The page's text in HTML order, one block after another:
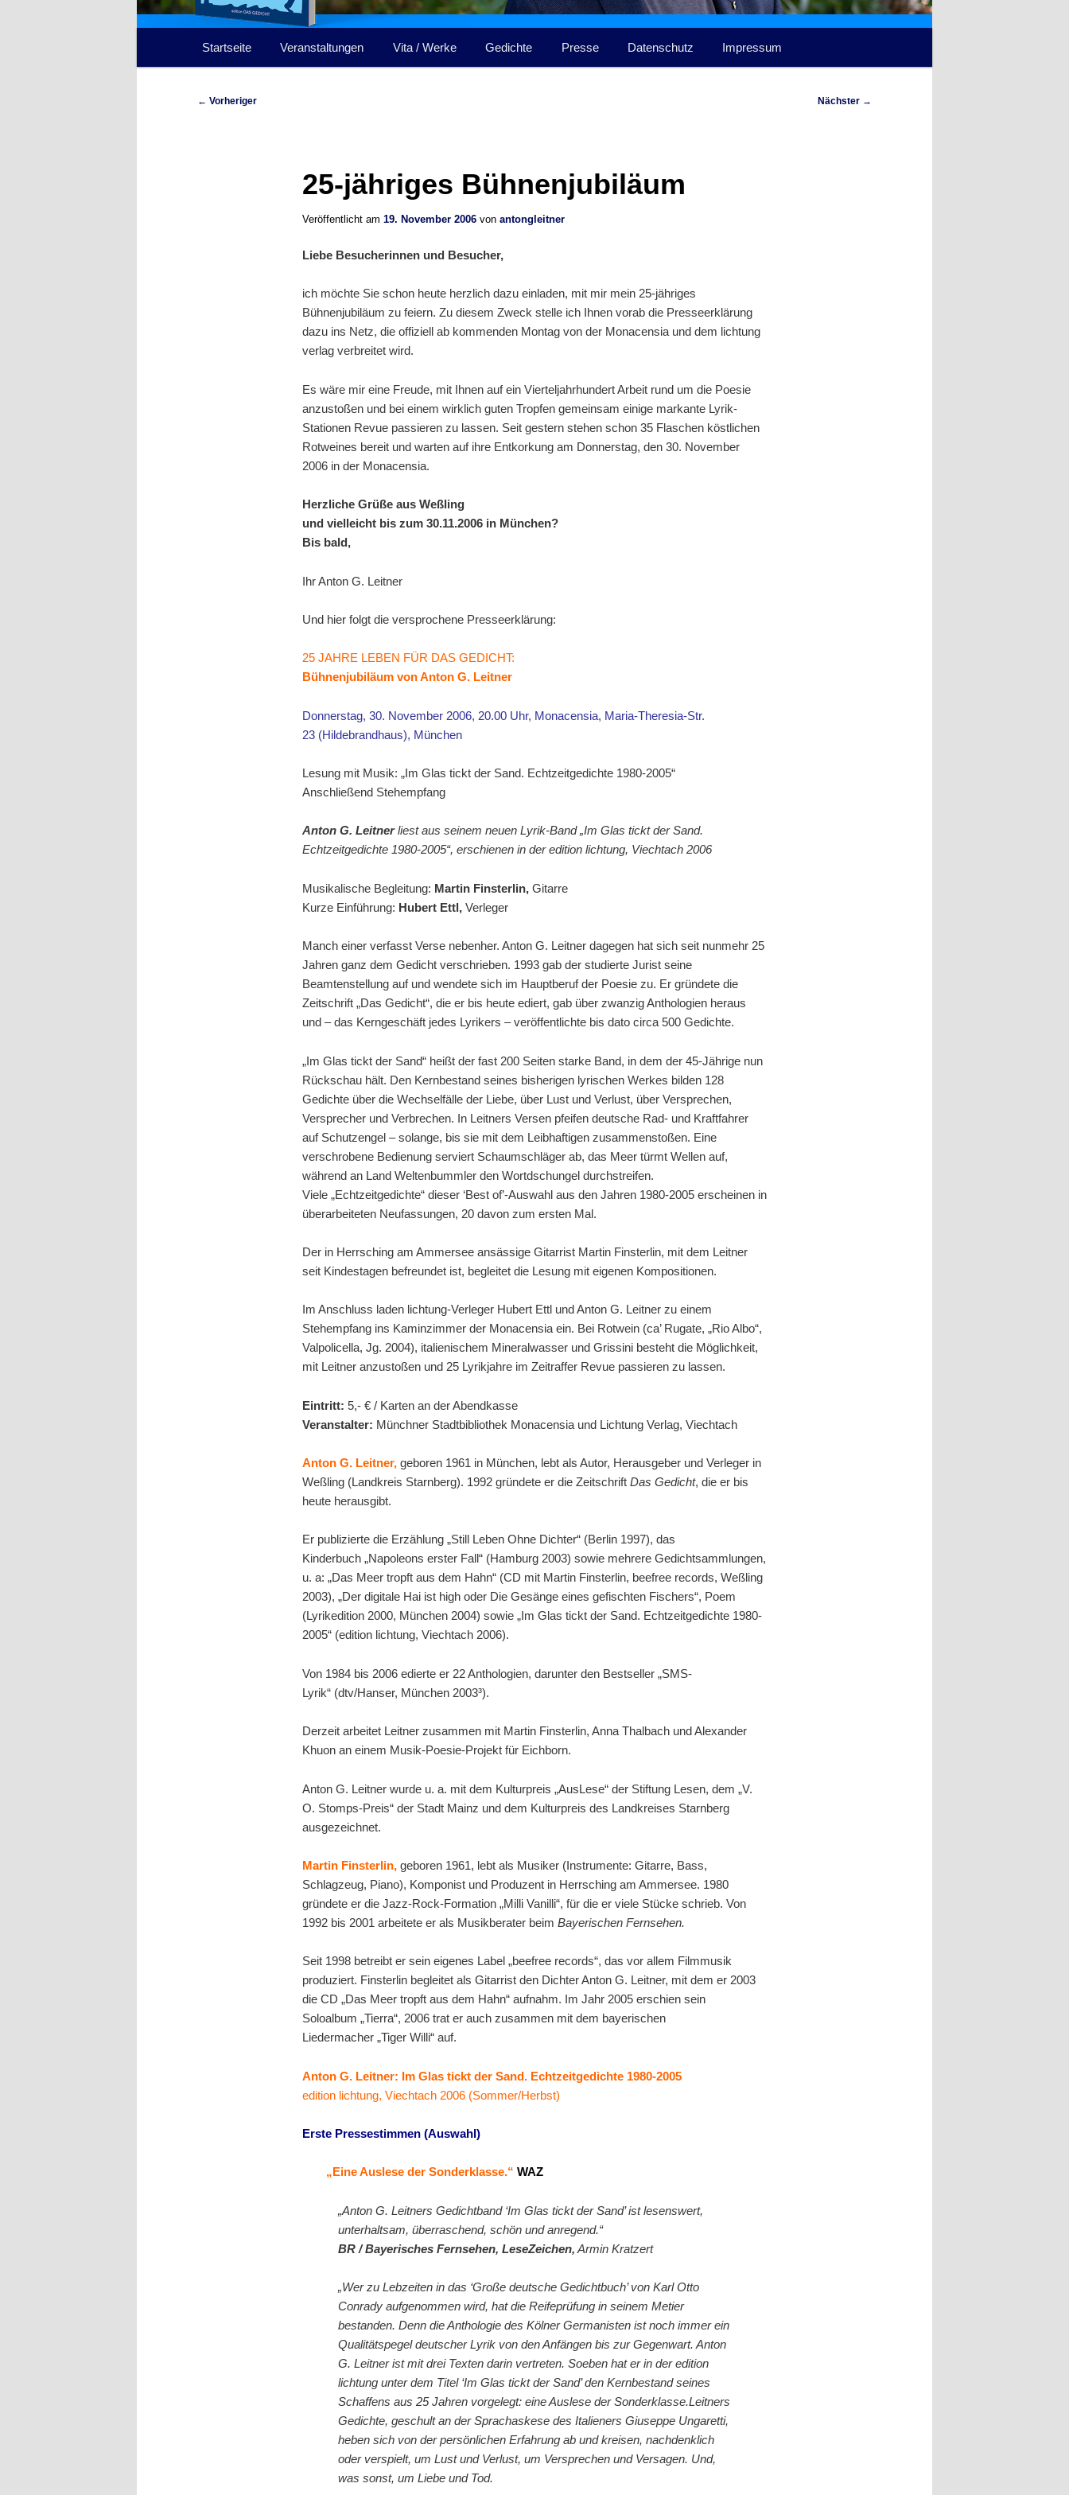
Startseite Veranstaltungen Vita / Werke Gedichte Presse Datenschutz Impressum
Beitragsnavigation
← Vorheriger Nächster →
25-jähriges Bühnenjubiläum
Veröffentlicht am 19. November 2006 von antongleitner
Liebe Besucherinnen und Besucher,
ich möchte Sie schon heute herzlich dazu einladen, mit mir mein 25-jähriges
Bühnenjubiläum zu feiern. Zu diesem Zweck stelle ich Ihnen vorab die Presseerklärung
dazu ins Netz, die offiziell ab kommenden Montag von der Monacensia und dem lichtung
verlag verbreitet wird.
Es wäre mir eine Freude, mit Ihnen auf ein Vierteljahrhundert Arbeit rund um die Poesie
anzustoßen und bei einem wirklich guten Tropfen gemeinsam einige markante Lyrik-
Stationen Revue passieren zu lassen. Seit gestern stehen schon 35 Flaschen köstlichen
Rotweines bereit und warten auf ihre Entkorkung am Donnerstag, den 30. November
2006 in der Monacensia.
Herzliche Grüße aus Weßling
und vielleicht bis zum 30.11.2006 in München?
Bis bald,
Ihr Anton G. Leitner
Und hier folgt die versprochene Presseerklärung:
25 JAHRE LEBEN FÜR DAS GEDICHT:
Bühnenjubiläum von Anton G. Leitner
Donnerstag, 30. November 2006, 20.00 Uhr, Monacensia, Maria-Theresia-Str.
23 (Hildebrandhaus), München
Lesung mit Musik: „Im Glas tickt der Sand. Echtzeitgedichte 1980-2005“
Anschließend Stehempfang
Anton G. Leitnerliest aus seinem neuen Lyrik-Band „Im Glas tickt der Sand.
Echtzeitgedichte 1980-2005“, erschienen in der edition lichtung, Viechtach 2006
Musikalische Begleitung: Martin Finsterlin,Gitarre
Kurze Einführung: Hubert Ettl,Verleger
Manch einer verfasst Verse nebenher. Anton G. Leitner dagegen hat sich seit nunmehr 25
Jahren ganz dem Gedicht verschrieben. 1993 gab der studierte Jurist seine
Beamtenstellung auf und wendete sich im Hauptberuf der Poesie zu. Er gründete die
Zeitschrift „Das Gedicht“, die er bis heute ediert, gab über zwanzig Anthologien heraus
und – das Kerngeschäft jedes Lyrikers – veröffentlichte bis dato circa 500 Gedichte.
„Im Glas tickt der Sand“ heißt der fast 200 Seiten starke Band, in dem der 45-Jährige nun
Rückschau hält. Den Kernbestand seines bisherigen lyrischen Werkes bilden 128
Gedichte über die Wechselfälle der Liebe, über Lust und Verlust, über Versprechen,
Versprecher und Verbrechen. In Leitners Versen pfeifen deutsche Rad- und Kraftfahrer
auf Schutzengel – solange, bis sie mit dem Leibhaftigen zusammenstoßen. Eine
verschrobene Bedienung serviert Schaumschläger ab, das Meer türmt Wellen auf,
während an Land Weltenbummler den Wortdschungel durchstreifen.
Viele „Echtzeitgedichte“ dieser ‘Best of’-Auswahl aus den Jahren 1980-2005 erscheinen in
überarbeiteten Neufassungen, 20 davon zum ersten Mal.
Der in Herrsching am Ammersee ansässige Gitarrist Martin Finsterlin, mit dem Leitner
seit Kindestagen befreundet ist, begleitet die Lesung mit eigenen Kompositionen.
Im Anschluss laden lichtung-Verleger Hubert Ettl und Anton G. Leitner zu einem
Stehempfang ins Kaminzimmer der Monacensia ein. Bei Rotwein (ca’ Rugate, „Rio Albo“,
Valpolicella, Jg. 2004), italienischem Mineralwasser und Grissini besteht die Möglichkeit,
mit Leitner anzustoßen und 25 Lyrikjahre im Zeitraffer Revue passieren zu lassen.
Eintritt: 5,- € / Karten an der Abendkasse
Veranstalter: Münchner Stadtbibliothek Monacensia und Lichtung Verlag, Viechtach
Anton G. Leitner,geboren 1961 in München, lebt als Autor, Herausgeber und Verleger in
Weßling (Landkreis Starnberg). 1992 gründete er die Zeitschrift Das Gedicht, die er bis
heute herausgibt.
Er publizierte die Erzählung „Still Leben Ohne Dichter“ (Berlin 1997), das
Kinderbuch „Napoleons erster Fall“ (Hamburg 2003) sowie mehrere Gedichtsammlungen,
u. a: „Das Meer tropft aus dem Hahn“ (CD mit Martin Finsterlin, beefree records, Weßling
2003), „Der digitale Hai ist high oder Die Gesänge eines gefischten Fischers“, Poem
(Lyrikedition 2000, München 2004) sowie „Im Glas tickt der Sand. Echtzeitgedichte 1980-
2005“ (edition lichtung, Viechtach 2006).
Von 1984 bis 2006 edierte er 22 Anthologien, darunter den Bestseller „SMS-
Lyrik“ (dtv/Hanser, München 2003³).
Derzeit arbeitet Leitner zusammen mit Martin Finsterlin, Anna Thalbach und Alexander
Khuon an einem Musik-Poesie-Projekt für Eichborn.
Anton G. Leitner wurde u. a. mit dem Kulturpreis „AusLese“ der Stiftung Lesen, dem „V.
O. Stomps-Preis“ der Stadt Mainz und dem Kulturpreis des Landkreises Starnberg
ausgezeichnet.
Martin Finsterlin, geboren 1961, lebt als Musiker (Instrumente: Gitarre, Bass,
Schlagzeug, Piano), Komponist und Produzent in Herrsching am Ammersee. 1980
gründete er die Jazz-Rock-Formation „Milli Vanilli“, für die er viele Stücke schrieb. Von
1992 bis 2001 arbeitete er als Musikberater beim Bayerischen Fernsehen.
Seit 1998 betreibt er sein eigenes Label „beefree records“, das vor allem Filmmusik
produziert. Finsterlin begleitet als Gitarrist den Dichter Anton G. Leitner, mit dem er 2003
die CD „Das Meer tropft aus dem Hahn“ aufnahm. Im Jahr 2005 erschien sein
Soloalbum „Tierra“, 2006 trat er auch zusammen mit dem bayerischen
Liedermacher „Tiger Willi“ auf.
Anton G. Leitner: Im Glas tickt der Sand. Echtzeitgedichte 1980-2005
edition lichtung, Viechtach 2006 (Sommer/Herbst)
Erste Pressestimmen (Auswahl)
„Eine Auslese der Sonderklasse.“ WAZ
„Anton G. Leitners Gedichtband ‘Im Glas tickt der Sand’ ist lesenswert,
unterhaltsam, überraschend, schön und anregend.“
BR / Bayerisches Fernsehen, LeseZeichen, Armin Kratzert
„Wer zu Lebzeiten in das ‘Große deutsche Gedichtbuch’ von Karl Otto
Conrady aufgenommen wird, hat die Reifeprüfung in seinem Metier
bestanden. Denn die Anthologie des Kölner Germanisten ist noch immer ein
Qualitätspegel deutscher Lyrik von den Anfängen bis zur Gegenwart. Anton
G. Leitner ist mit drei Texten darin vertreten. Soeben hat er in der edition
lichtung unter dem Titel ‘Im Glas tickt der Sand’ den Kernbestand seines
Schaffens aus 25 Jahren vorgelegt: eine Auslese der Sonderklasse.Leitners
Gedichte, geschult an der Sprachaskese des Italieners Giuseppe Ungaretti,
heben sich von der persönlichen Erfahrung ab und kreisen, nachdenklich
oder verspielt, um Lust und Verlust, um Versprechen und Versagen. Und,
was sonst, um Liebe und Tod.